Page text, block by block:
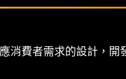
消費者需求的設計，開